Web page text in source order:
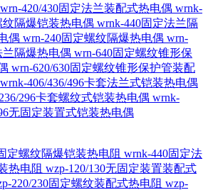
wrn-420/430固定法兰装配式热电偶 wrnk-
纹隔爆铠装热电偶 wrnk-440固定法兰隔
偶 wrn-240固定螺纹隔爆热电偶 wrn-
兰隔爆热电偶 wrn-640固定螺纹锥形保
wrn-620/630固定螺纹锥形保护管装配
wrnk-406/436/496卡套法兰式铠装热电偶
296卡套螺纹式铠装热电偶 wrnk-
无固定装置式铠装热电偶
定螺纹隔爆铠装热电阻 wrnk-440固定法
热电阻 wzp-120/130无固定装置装配式
220/230固定螺纹装配式热电阻 wzp-